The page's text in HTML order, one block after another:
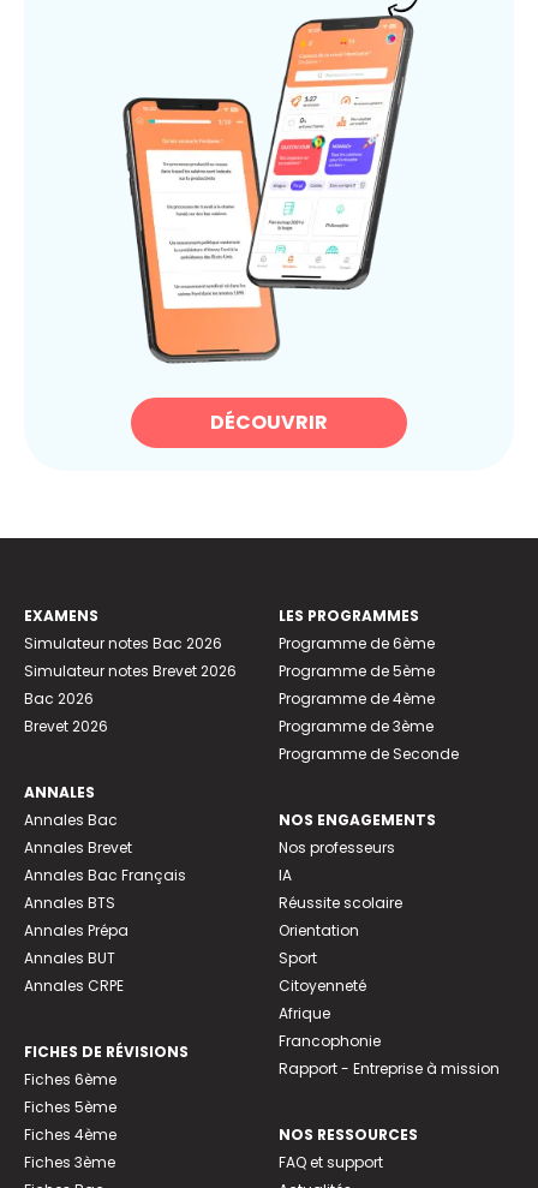
DÉCOUVRIR
EXAMENS
Simulateur notes Bac 2026
Simulateur notes Brevet 2026
Bac 2026
Brevet 2026
ANNALES
Annales Bac
Annales Brevet
Annales Bac Français
Annales BTS
Annales Prépa
Annales BUT
Annales CRPE
FICHES DE RÉVISIONS
Fiches 6ème
Fiches 5ème
Fiches 4ème
Fiches 3ème
LES PROGRAMMES
Programme de 6ème
Programme de 5ème
Programme de 4ème
Programme de 3ème
Programme de Seconde
NOS ENGAGEMENTS
Nos professeurs
IA
Réussite scolaire
Orientation
Sport
Citoyenneté
Afrique
Francophonie
Rapport - Entreprise à mission
NOS RESSOURCES
FAQ et support